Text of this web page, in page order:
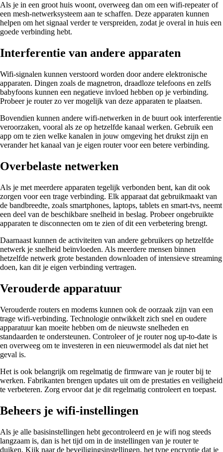
Als je in een groot huis woont, overweeg dan om een wifi-repeater of
een mesh-netwerksysteem aan te schaffen. Deze apparaten kunnen
helpen om het signaal verder te verspreiden, zodat je overal in huis een
goede verbinding hebt.
Interferentie van andere apparaten
Wifi-signalen kunnen verstoord worden door andere elektronische
apparaten. Dingen zoals de magnetron, draadloze telefoons en zelfs
babyfoons kunnen een negatieve invloed hebben op je verbinding.
Probeer je router zo ver mogelijk van deze apparaten te plaatsen.
Bovendien kunnen andere wifi-netwerken in de buurt ook interferentie
veroorzaken, vooral als ze op hetzelfde kanaal werken. Gebruik een
app om te zien welke kanalen in jouw omgeving het drukst zijn en
verander het kanaal van je eigen router voor een betere verbinding.
Overbelaste netwerken
Als je met meerdere apparaten tegelijk verbonden bent, kan dit ook
zorgen voor een trage verbinding. Elk apparaat dat gebruikmaakt van
de bandbreedte, zoals smartphones, laptops, tablets en smart-tvs, neemt
een deel van de beschikbare snelheid in beslag. Probeer ongebruikte
apparaten te disconnecten om te zien of dit een verbetering brengt.
Daarnaast kunnen de activiteiten van andere gebruikers op hetzelfde
netwerk je snelheid beïnvloeden. Als meerdere mensen binnen
hetzelfde netwerk grote bestanden downloaden of intensieve streaming
doen, kan dit je eigen verbinding vertragen.
Verouderde apparatuur
Verouderde routers en modems kunnen ook de oorzaak zijn van een
trage wifi-verbinding. Technologie ontwikkelt zich snel en oudere
apparatuur kan moeite hebben om de nieuwste snelheden en
standaarden te ondersteunen. Controleer of je router nog up-to-date is
en overweeg om te investeren in een nieuwermodel als dat niet het
geval is.
Het is ook belangrijk om regelmatig de firmware van je router bij te
werken. Fabrikanten brengen updates uit om de prestaties en veiligheid
te verbeteren. Zorg ervoor dat je dit regelmatig controleert en toepast.
Beheers je wifi-instellingen
Als je alle basisinstellingen hebt gecontroleerd en je wifi nog steeds
langzaam is, dan is het tijd om in de instellingen van je router te
duiken. Kijk naar de beveiligingsinstellingen, het type encryptie dat je